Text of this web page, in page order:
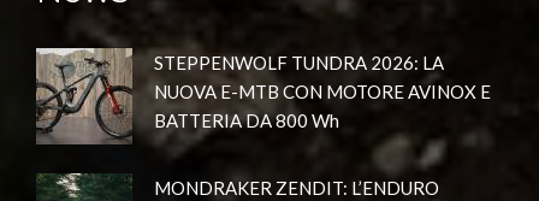
STEPPENWOLF TUNDRA 2026: LA
NUOVA E-MTB CON MOTORE AVINOX E
BATTERIA DA 800 Wh
MONDRAKER ZENDIT: L’ENDURO